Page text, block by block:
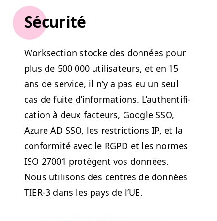
Sécurité
Work­sec­tion stocke des don­nées pour
plus de 500 000 util­isa­teurs, et en 15
ans de ser­vice, il n’y a pas eu un seul
cas de fuite d’in­for­ma­tions. L’au­then­tifi­
ca­tion à deux fac­teurs, Google SSO,
AzureAD SSO, les restric­tionsIP, et la
con­for­mité avec le RGPD et les normes
ISO 27001 pro­tè­gent vos don­nées.
Nous util­isons des cen­tres de don­nées
TIER‑3 dans les pays de l’UE.